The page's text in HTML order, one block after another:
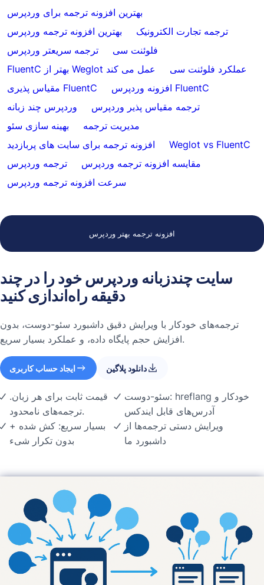
بهترین افزونه ترجمه برای وردپرس
بهترین افزونه ترجمه وردپرس
ترجمه تجارت الکترونیک
ترجمه سریعتر وردپرس
فلوئنت سی
FluentC بهتر از Weglot عمل می کند
عملکرد فلوئنت سی
مقیاس پذیری FluentC
افزونه وردپرس FluentC
وردپرس چند زبانه
ترجمه مقیاس پذیر وردپرس
بهینه سازی سئو
مدیریت ترجمه
افزونه ترجمه برای سایت های پربازدید
Weglot vs FluentC
ترجمه وردپرس
مقایسه افزونه ترجمه وردپرس
سرعت افزونه ترجمه وردپرس
افزونه ترجمه بهتر وردپرس
سایت چندزبانه وردپرس خود را در چند
دقیقه راه‌اندازی کنید
ترجمه‌های خودکار با ویرایش دقیق داشبورد سئو-دوست، بدون
افزایش حجم پایگاه داده، و عملکرد بسیار سریع.
ایجاد حساب کاربری دانلود پلاگین
قیمت ثابت برای هر زبان.
ترجمه‌های نامحدود.
بسیار سریع: کش شده +
بدون تکرار شیء
سئو-دوست: hreflang خودکار و
آدرس‌های قابل ایندکس
ویرایش دستی ترجمه‌ها از
داشبورد ما